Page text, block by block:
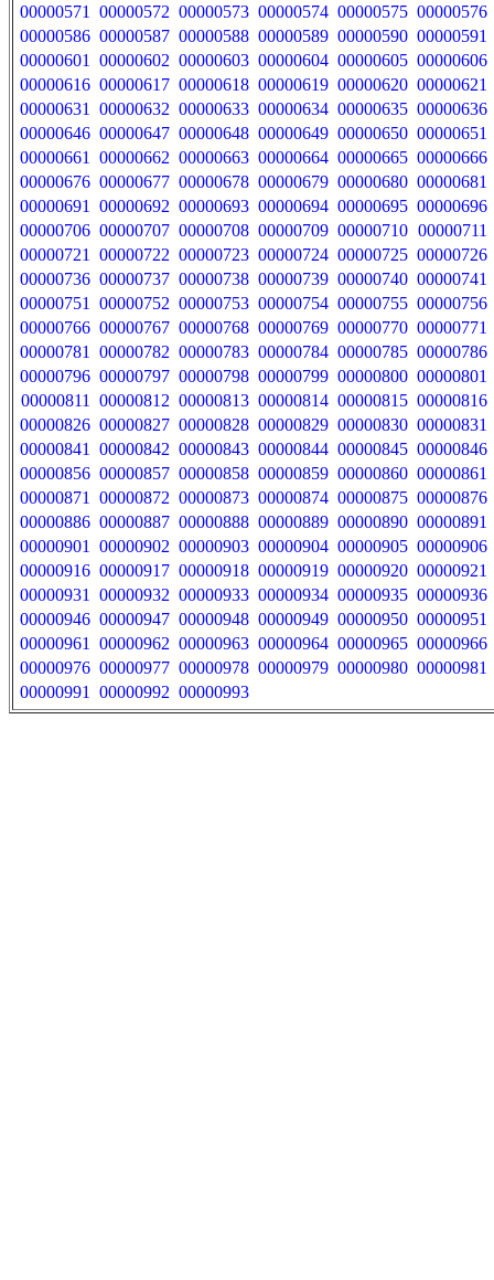
00000571
00000572 00000573 00000574 00000575 00000576
00000586 00000587 00000588 00000589 00000590 00000591
00000601
00000602 00000603 00000604 00000605 00000606
00000616 00000617 00000618 00000619 00000620 00000621
00000631
00000632 00000633 00000634 00000635 00000636
00000646 00000647 00000648 00000649 00000650 00000651
00000661
00000662 00000663 00000664 00000665 00000666
00000676 00000677 00000678 00000679 00000680 00000681
00000691
00000692 00000693 00000694 00000695 00000696
00000706 00000707 00000708 00000709 00000710 00000711
00000721
00000722 00000723 00000724 00000725 00000726
00000736 00000737 00000738 00000739 00000740 00000741
00000751
00000752 00000753 00000754 00000755 00000756
00000766 00000767 00000768 00000769 00000770 00000771
00000781
00000782 00000783 00000784 00000785 00000786
00000796 00000797 00000798 00000799 00000800 00000801
00000811
00000812 00000813 00000814 00000815 00000816
00000826 00000827 00000828 00000829 00000830 00000831
00000841
00000842 00000843 00000844 00000845 00000846
00000856 00000857 00000858 00000859 00000860 00000861
00000871
00000872 00000873 00000874 00000875 00000876
00000886 00000887 00000888 00000889 00000890 00000891
00000901
00000902 00000903 00000904 00000905 00000906
00000916 00000917 00000918 00000919 00000920 00000921
00000931
00000932 00000933 00000934 00000935 00000936
00000946 00000947 00000948 00000949 00000950 00000951
00000961
00000962 00000963 00000964 00000965 00000966
00000976 00000977 00000978 00000979 00000980 00000981
00000991
00000992 00000993